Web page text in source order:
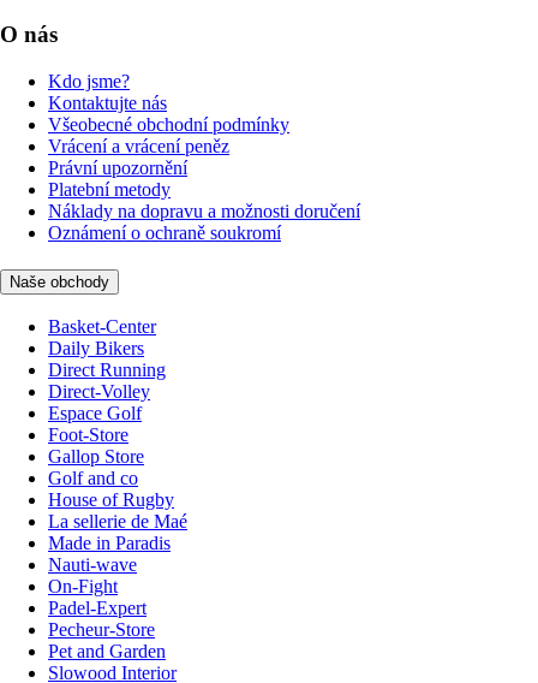
O nás
Kdo jsme?
Kontaktujte nás
Všeobecné obchodní podmínky
Vrácení a vrácení peněz
Právní upozornění
Platební metody
Náklady na dopravu a možnosti doručení
Oznámení o ochraně soukromí
Naše obchody
Basket-Center
Daily Bikers
Direct Running
Direct-Volley
Espace Golf
Foot-Store
Gallop Store
Golf and co
House of Rugby
La sellerie de Maé
Made in Paradis
Nauti-wave
On-Fight
Padel-Expert
Pecheur-Store
Pet and Garden
Slowood Interior